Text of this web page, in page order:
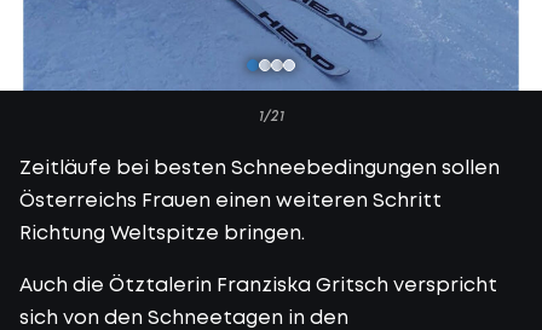
1/21
Zeitläufe bei besten Schneebedingungen sollen
Österreichs Frauen einen weiteren Schritt
Richtung Weltspitze bringen.
Auch die Ötztalerin Franziska Gritsch verspricht
sich von den Schneetagen in den